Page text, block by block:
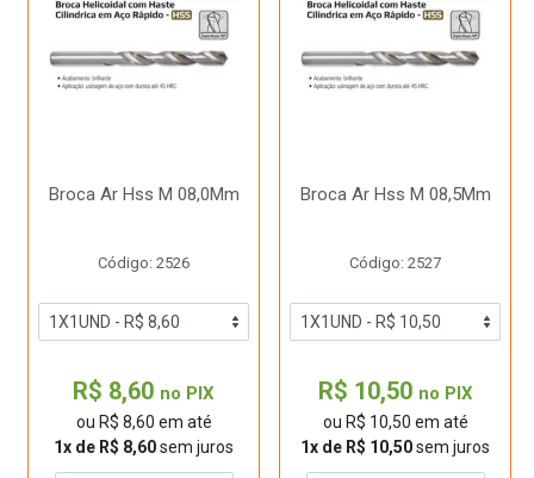
Broca Ar Hss M 08,0Mm
Código: 2526
R$ 8,60 no PIX
ou R$ 8,60 em até
1x de R$ 8,60sem juros
Broca Ar Hss M 08,5Mm
Código: 2527
R$ 10,50 no PIX
ou R$ 10,50 em até
1x de R$ 10,50sem juros